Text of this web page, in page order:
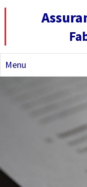
Menu